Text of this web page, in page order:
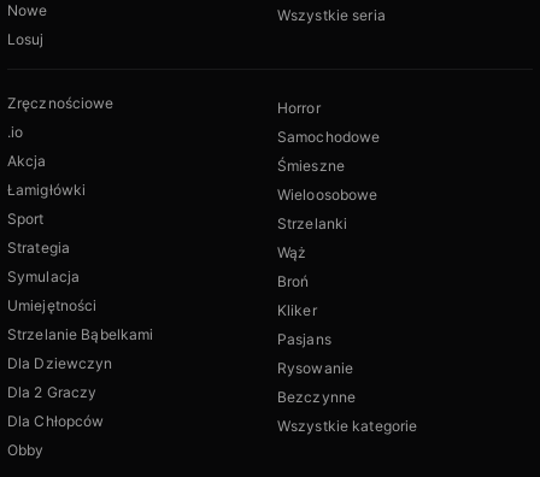
Nowe
Losuj
Wszystkie seria
Zręcznościowe
.io
Akcja
Łamigłówki
Sport
Strategia
Symulacja
Umiejętności
Strzelanie Bąbelkami
Dla Dziewczyn
Dla 2 Graczy
Dla Chłopców
Obby
Horror
Samochodowe
Śmieszne
Wieloosobowe
Strzelanki
Wąż
Broń
Kliker
Pasjans
Rysowanie
Bezczynne
Wszystkie kategorie